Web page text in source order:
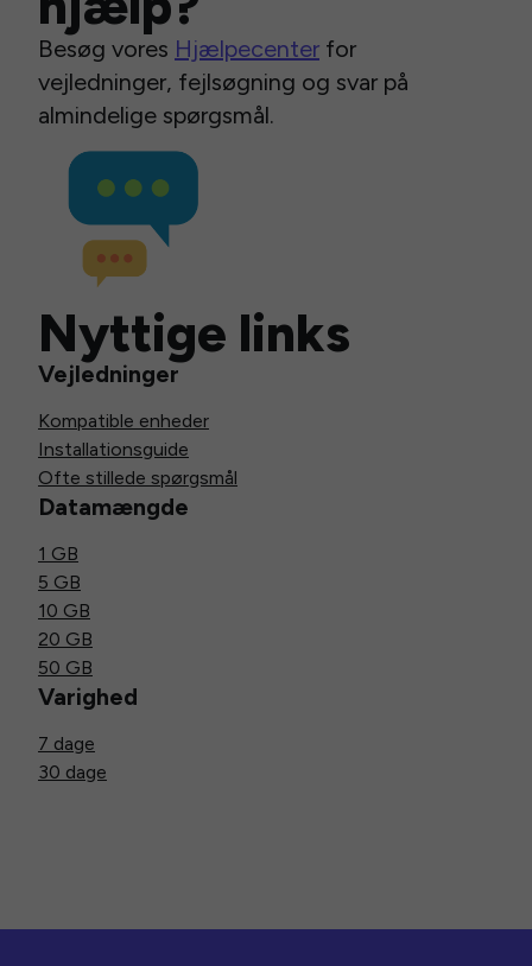
Besøg vores Hjælpecenter for
vejledninger, fejlsøgning og svar på
almindelige spørgsmål.
Nyttige links
Vejledninger
Kompatible enheder
Installationsguide
Ofte stillede spørgsmål
Datamængde
1 GB
5 GB
10 GB
20 GB
50 GB
Varighed
7 dage
30 dage